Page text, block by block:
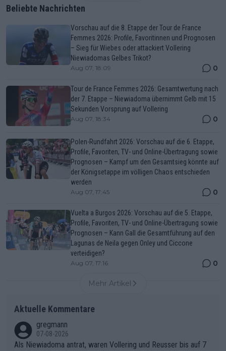
Beliebte Nachrichten
Vorschau auf die 8. Etappe der Tour de France
Femmes 2026: Profile, Favoritinnen und Prognosen
– Sieg für Wiebes oder attackiert Vollering
Niewiadomas Gelbes Trikot?
Aug 07, 18:09 0
Tour de France Femmes 2026: Gesamtwertung nach
der 7. Etappe – Niewiadoma übernimmt Gelb mit 15
Sekunden Vorsprung auf Vollering
Aug 07, 18:34 0
Polen-Rundfahrt 2026: Vorschau auf die 6. Etappe,
Profile, Favoriten, TV- und Online-Übertragung sowie
Prognosen – Kampf um den Gesamtsieg könnte auf
der Königsetappe im völligen Chaos entschieden
werden
Aug 07, 17:45 0
Vuelta a Burgos 2026: Vorschau auf die 5. Etappe,
Profile, Favoriten, TV- und Online-Übertragung sowie
Prognosen – Kann Gall die Gesamtführung auf den
Lagunas de Neila gegen Onley und Ciccone
verteidigen?
Aug 07, 17:16 0
Mehr Artikel
Aktuelle Kommentare
gregmann
07-08-2026
Als Niewiadoma antrat, waren Vollering und Reusser bis auf 7